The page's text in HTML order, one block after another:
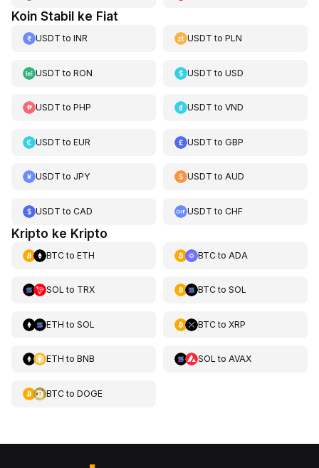
Koin Stabil ke Fiat
USDT to INR USDT toPLN
USDT to RON USDT toUSD
USDT to PHP USDT toVND
USDT to EUR USDT toGBP
USDT to JPY USDT toAUD
USDT to CAD USDT toCHF
Kripto ke Kripto
BTCto ETH BTCto ADA
SOL to TRX BTCto SOL
ETH to SOL BTCto XRP
ETH to BNB SOL to AVAX
BTCto DOGE